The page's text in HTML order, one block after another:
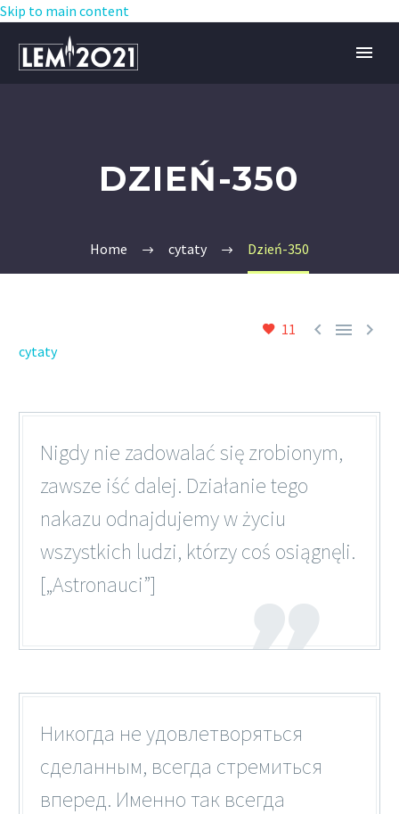
Skip to main content
DZIEŃ-350
Home cytaty Dzień-350
11   
cytaty
Nigdy nie zadowalać się zrobionym,
zawsze iść dalej. Działanie tego
nakazu odnajdujemy w życiu
wszystkich ludzi, którzy coś osiągnęli.
[„Astronauci”]
Никогда не удовлетворяться
сделанным, всегда стремиться
вперед. Именно так всегда